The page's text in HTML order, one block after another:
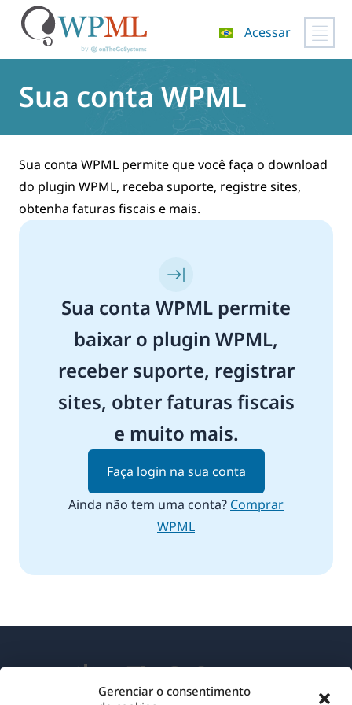
Gerenciar o consentimento
para
Acessar
Sua conta WPML
Sua conta WPML permite que você faça o download
do plugin WPML, receba suporte, registre sites,
obtenha faturas fiscais e mais.
Sua conta WPML permite
baixar o plugin WPML,
receber suporte, registrar
sites, obter faturas fiscais
e muito mais.
Faça login na sua conta
Ainda não tem uma conta? Comprar
WPML